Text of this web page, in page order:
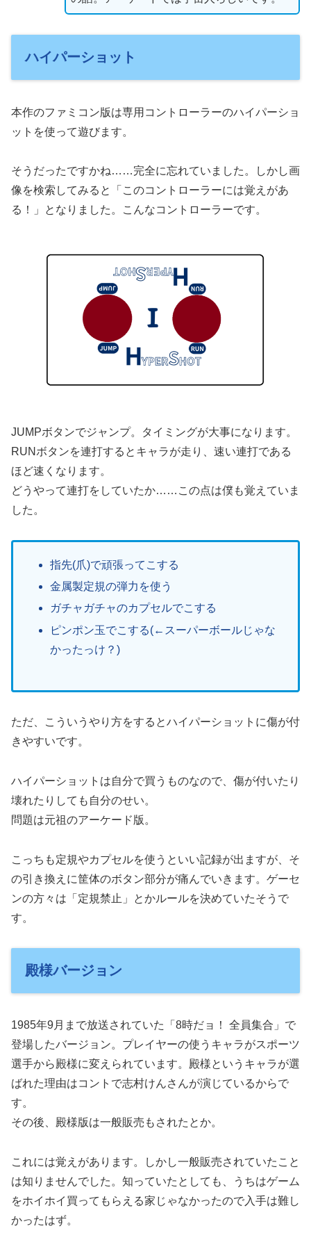
ハイパーショット
本作のファミコン版は専用コントローラーのハイパーショ
ットを使って遊びます。
そうだったですかね……完全に忘れていました。しかし画
像を検索してみると「このコントローラーには覚えがあ
る！」となりました。こんなコントローラーです。
JUMPボタンでジャンプ。タイミングが大事になります。
RUNボタンを連打するとキャラが走り、速い連打である
ほど速くなります。
どうやって連打をしていたか……この点は僕も覚えていま
した。
指先(爪)で頑張ってこする
金属製定規の弾力を使う
ガチャガチャのカプセルでこする
ピンポン玉でこする(←スーパーボールじゃな
かったっけ？)
ただ、こういうやり方をするとハイパーショットに傷が付
きやすいです。
ハイパーショットは自分で買うものなので、傷が付いたり
壊れたりしても自分のせい。
問題は元祖のアーケード版。
こっちも定規やカプセルを使うといい記録が出ますが、そ
の引き換えに筐体のボタン部分が痛んでいきます。ゲーセ
ンの方々は「定規禁止」とかルールを決めていたそうで
す。
殿様バージョン
1985年9月まで放送されていた「8時だョ！ 全員集合」で
登場したバージョン。プレイヤーの使うキャラがスポーツ
選手から殿様に変えられています。殿様というキャラが選
ばれた理由はコントで志村けんさんが演じているからで
す。
その後、殿様版は一般販売もされたとか。
これには覚えがあります。しかし一般販売されていたこと
は知りませんでした。知っていたとしても、うちはゲーム
をホイホイ買ってもらえる家じゃなかったので入手は難し
かったはず。